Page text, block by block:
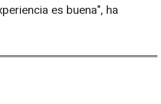
es buena", ha